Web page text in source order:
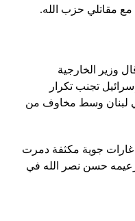
مع مقاتلي حزب الله.
وزير الخارجية
تجنب تكرار
لبنان وسط مخاوف من
غارات جوية مكثفة دمرت
زعيمه حسن نصر الله في